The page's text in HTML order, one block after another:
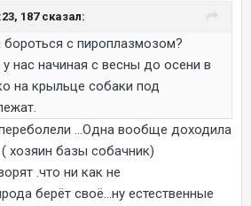
187 сказал:
с пироплазмозом?
нас начиная с весны до осени в
на крыльце собаки под
...Одна вообще доходила
хозяин базы собачник)
.что ни как не
берёт своё...ну естественные